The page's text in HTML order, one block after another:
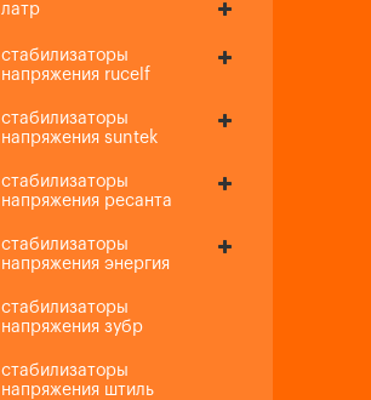
латр
стабилизаторы
напряжения rucelf
стабилизаторы
напряжения suntek
стабилизаторы
напряжения ресанта
стабилизаторы
напряжения энергия
стабилизаторы
напряжения зубр
стабилизаторы
напряжения штиль